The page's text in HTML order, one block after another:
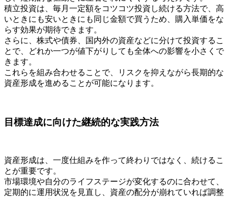
積立投資は、毎月一定額をコツコツ投資し続ける方法で、高
いときにも安いときにも同じ金額で買うため、購入単価をな
らす効果が期待できます。
さらに、株式や債券、国内外の資産などに分けて投資するこ
とで、どれか一つが値下がりしても全体への影響を小さくで
きます。
これらを組み合わせることで、リスクを抑えながら長期的な
資産形成を進めることが可能になります。
目標達成に向けた継続的な実践方法
資産形成は、一度仕組みを作って終わりではなく、続けるこ
とが重要です。
市場環境や自分のライフステージが変化するのに合わせて、
定期的に運用状況を見直し、資産の配分が崩れていれば調整